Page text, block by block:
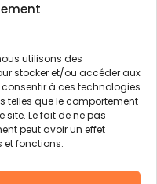
utilisons des
stocker et/ou accéder aux
à ces technologies
telles que le comportement
site. Le fait de ne pas
peut avoir un effet
et fonctions.
services